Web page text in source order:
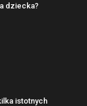
dziecka?
istotnych